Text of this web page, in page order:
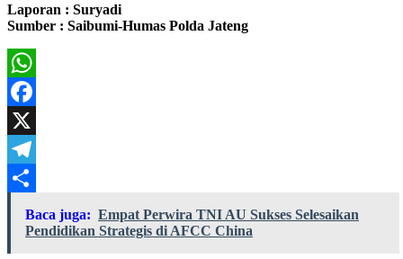
Laporan : Suryadi
Sumber : Saibumi-Humas Polda Jateng
WhatsApp
Facebook
X
Telegram
Share
Baca juga: Empat Perwira TNI AU Sukses Selesaikan
Pendidikan Strategis di AFCC China